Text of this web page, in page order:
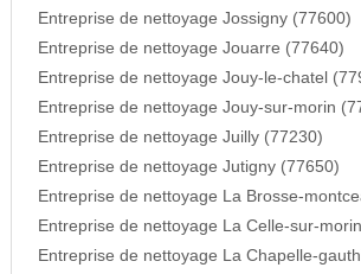
Entreprise de nettoyage Jossigny (77600)
Entreprise de nettoyage Jouarre (77640)
Entreprise de nettoyage Jouy-le-chatel
Entreprise de nettoyage Jouy-sur-morin
Entreprise de nettoyage Juilly (77230)
Entreprise de nettoyage Jutigny (77650)
Entreprise de nettoyage La Brosse-
Entreprise de nettoyage La Celle-sur-
Entreprise de nettoyage La Chapelle-